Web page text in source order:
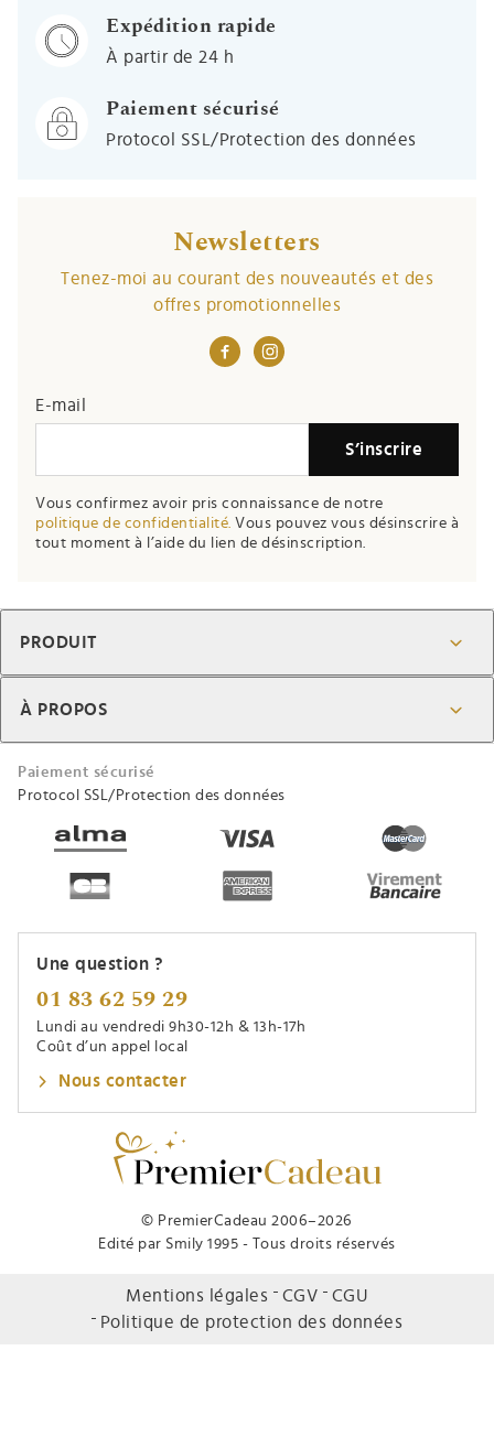
Expédition rapide
À partir de 24 h
Paiement sécurisé
Protocol SSL/Protection des données
Newsletters
Tenez-moi au courant des nouveautés et des
offres promotionnelles
E-mail
S’inscrire
Vous confirmez avoir pris connaissance de notre
politique de confidentialité. Vous pouvez vous désinscrire à
tout moment à l’aide du lien de désinscription.
© PremierCadeau 2006–2026
Edité par Smily 1995 - Tous droits réservés
PRODUIT
À PROPOS
Paiement sécurisé
Protocol SSL/Protection des données
Une question ?
01 83 62 59 29
Lundi au vendredi 9h30-12h & 13h-17h
Coût d’un appel local
Nous contacter
Mentions légales CGV
CGU
Politique de protection des données